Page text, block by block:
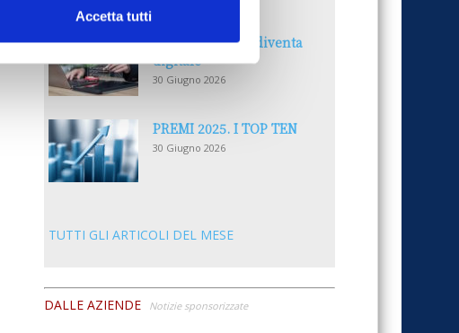
Accetta tutti
Il “Modulo CAI” diventa
digitale
30 Giugno 2026
PREMI 2025. I TOP TEN
30 Giugno 2026
TUTTI GLI ARTICOLI DEL MESE
DALLE AZIENDE Notizie sponsorizzate